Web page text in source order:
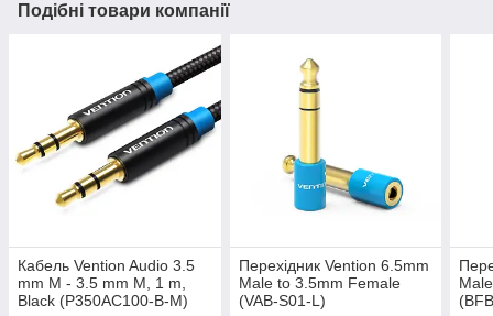
Подібні товари компанії
Кабель Vention Audio 3.5
mm M - 3.5 mm M, 1 m,
Black (P350AC100-B-M)
Перехідник Vention 6.5mm
Male to 3.5mm Female
(VAB-S01-L)